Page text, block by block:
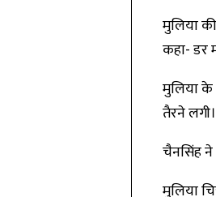
मुलिया
कहा- डर
मुलिया के
तैरने लगी।
चैनसिंह ने
मुलिया